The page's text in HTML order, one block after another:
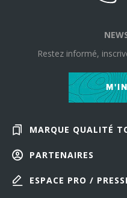
Restez informé,
MARQUE QUALITÉ
PARTENAIRES
ESPACE PRO /